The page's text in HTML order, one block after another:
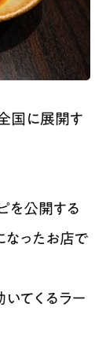
国に展開す
を公開する
なったお店で
てくるラー